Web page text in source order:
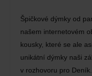
Špičkové dýmky od
našem internetovém
kousky, které se ale
unikátní dýmky naši
v rozhovoru pro